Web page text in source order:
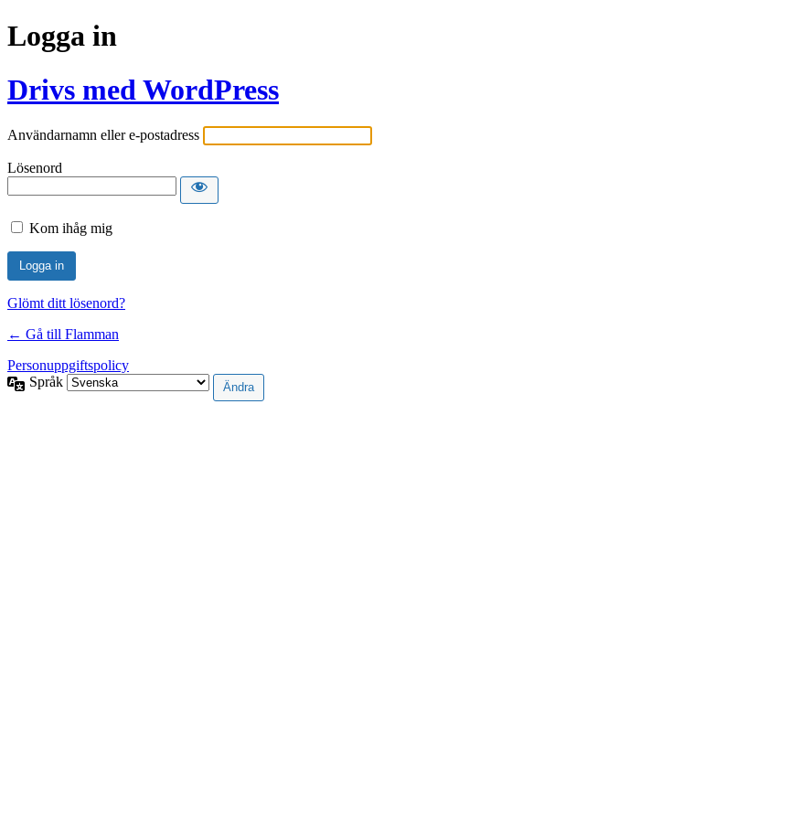
Logga in
Drivs med WordPress
Användarnamn eller e-postadress
Lösenord
Kom ihåg mig
Glömt ditt lösenord?
← Gå till Flamman
Personuppgiftspolicy
Språk